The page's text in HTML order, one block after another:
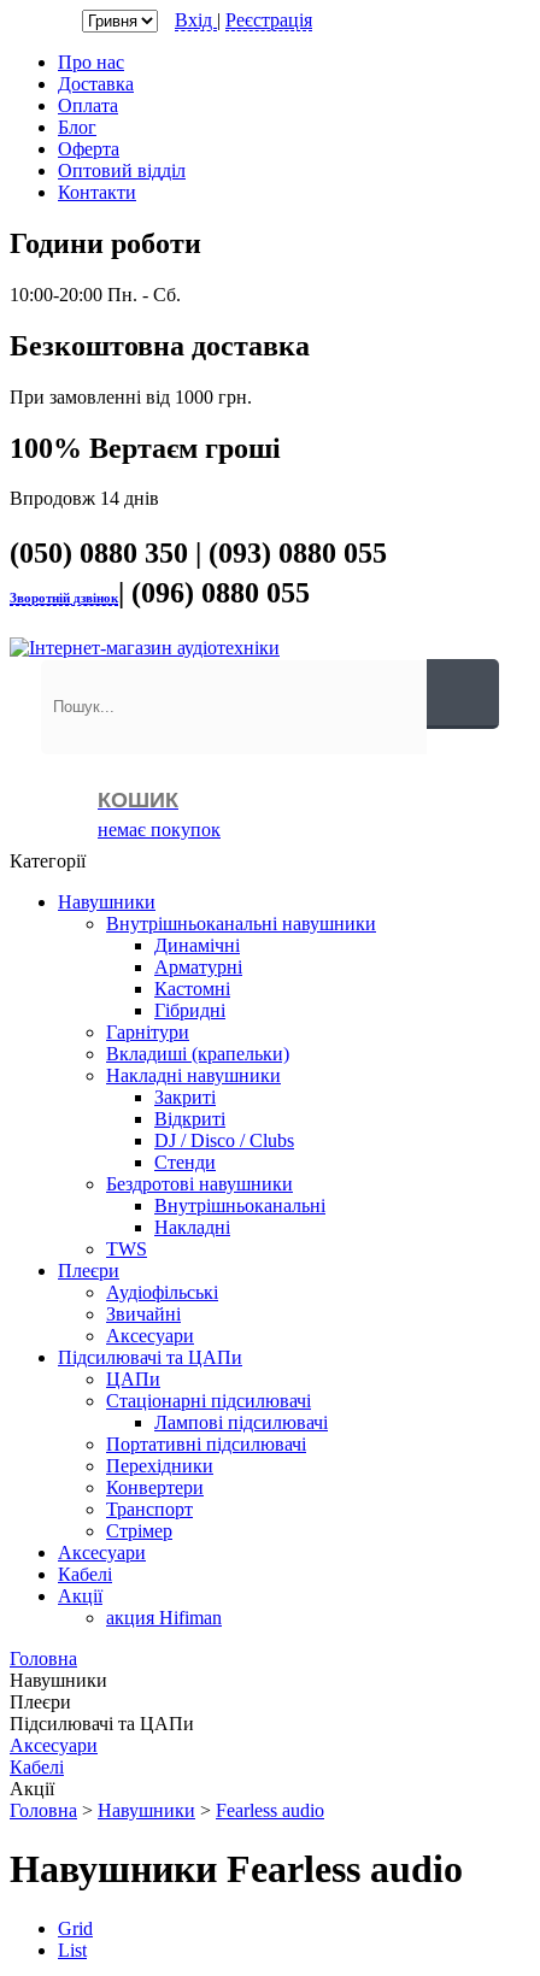
Вхід | Реєстрація
Про нас
Доставка
Оплата
Блог
Оферта
Оптовий відділ
Контакти
Години роботи
10:00-20:00 Пн. - Сб.
Безкоштовна доставка
При замовленні від 1000 грн.
100% Вертаєм гроші
Впродовж 14 днів
(050) 0880 350 | (093) 0880 055
Зворотній дзвінок| (096) 0880 055
КОШИК
немає покупок
Категорії
Навушники
Внутрішньоканальні навушники
Динамічні
Арматурні
Кастомні
Гібридні
Гарнітури
Вкладиші (крапельки)
Накладні навушники
Закриті
Відкриті
DJ / Disco / Clubs
Стенди
Бездротові навушники
Внутрішньоканальні
Накладні
TWS
Плеєри
Аудіофільські
Звичайні
Аксесуари
Підсилювачі та ЦАПи
ЦАПи
Стаціонарні підсилювачі
Лампові підсилювачі
Портативні підсилювачі
Перехідники
Конвертери
Транспорт
Стрімер
Аксесуари
Кабелі
Акції
акция Hifiman
Головна
Навушники
Плеєри
Підсилювачі та ЦАПи
Аксесуари
Кабелі
Акції
Головна > Навушники > Fearless audio
Навушники Fearless audio
Grid
List